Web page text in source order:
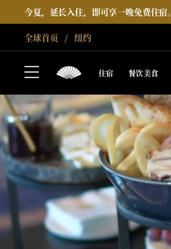
今夏，延长入住，即可享一晚免费住宿。
全球首页 纽约
住宿 餐饮美食